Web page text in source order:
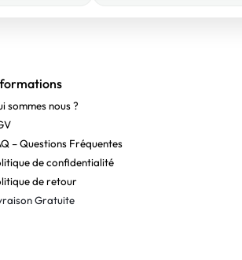
sommes nous ?
– Questions Fréquentes
de confidentialité
de retour
Gratuite